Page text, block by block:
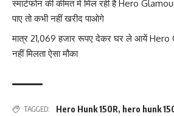
स्मार्टफोन की कीमत में मिल रही है Hero
पाए तो कभी नहीं खरीद पाओगे
मात्र 21,069 हजार रूपए देकर घर ले आयें Hero
नहीं मिलता ऐसा मौका
TAGGED: Hero Hunk 150R, hero hunk